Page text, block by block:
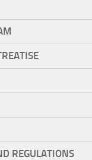
REGULATIONS